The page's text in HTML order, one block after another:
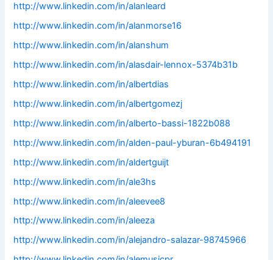
http://www.linkedin.com/in/alanleard
http://www.linkedin.com/in/alanmorse16
http://www.linkedin.com/in/alanshum
http://www.linkedin.com/in/alasdair-lennox-5374b31b
http://www.linkedin.com/in/albertdias
http://www.linkedin.com/in/albertgomezj
http://www.linkedin.com/in/alberto-bassi-1822b088
http://www.linkedin.com/in/alden-paul-yburan-6b494191
http://www.linkedin.com/in/aldertguijt
http://www.linkedin.com/in/ale3hs
http://www.linkedin.com/in/aleevee8
http://www.linkedin.com/in/aleeza
http://www.linkedin.com/in/alejandro-salazar-98745966